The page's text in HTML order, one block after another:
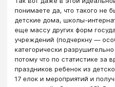
понимаете да, что такого не
детские дома, школы-
еще массу других форм
учреждений (подчеркну —
категорически
потому что по статистике за
праздников ребенок из
17 елок и мероприятий и